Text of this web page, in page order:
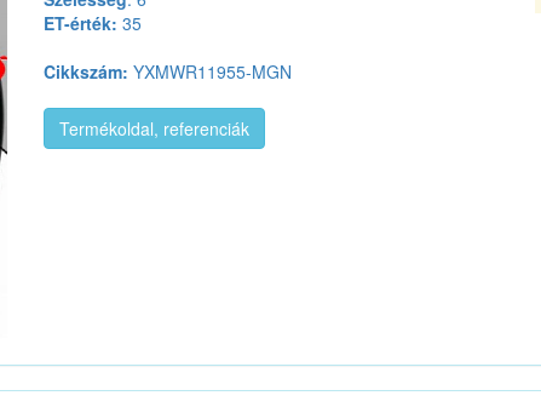
ET-érték: 35
Cikkszám: YXMWR11955-MGN
Termékoldal, referenciák